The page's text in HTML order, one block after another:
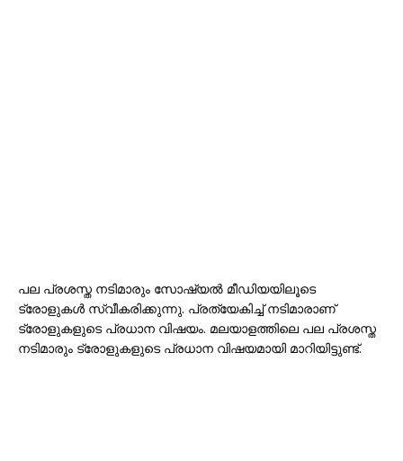
പല പ്രശസ്ത നടിമാരും സോഷ്യൽ മീഡിയയിലൂടെ
ട്രോളുകൾ സ്വീകരിക്കുന്നു. പ്രത്യേകിച്ച് നടിമാരാണ്
ട്രോളുകളുടെ പ്രധാന വിഷയം. മലയാളത്തിലെ പല പ്രശസ്ത
നടിമാരും ട്രോളുകളുടെ പ്രധാന വിഷയമായി മാറിയിട്ടുണ്ട്.